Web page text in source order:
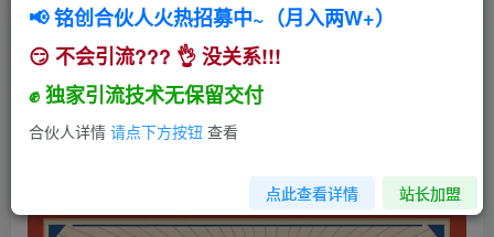
一单几百块，每天发发聊天记录也能月入过万是怎
么做到的，一部手机即可操作
小助手
129 26
📢 铭创合伙人火热招募中~（月入两W+）
😏 不会引流??? 👌 没关系!!!
✊ 独家引流技术无保留交付
合伙人详情 请点下方按钮 查看
点此查看详情 站长加盟